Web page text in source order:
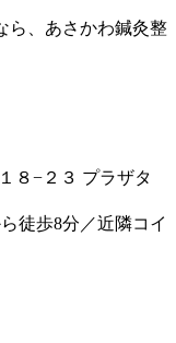
ら、あさかわ鍼灸整
８−２３ プラザタ
徒歩8分／近隣コイ